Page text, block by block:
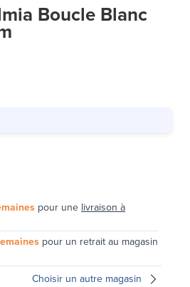
Boucle Blanc
pour une livraison à
pour un retrait au magasin
Choisir un autre magasin